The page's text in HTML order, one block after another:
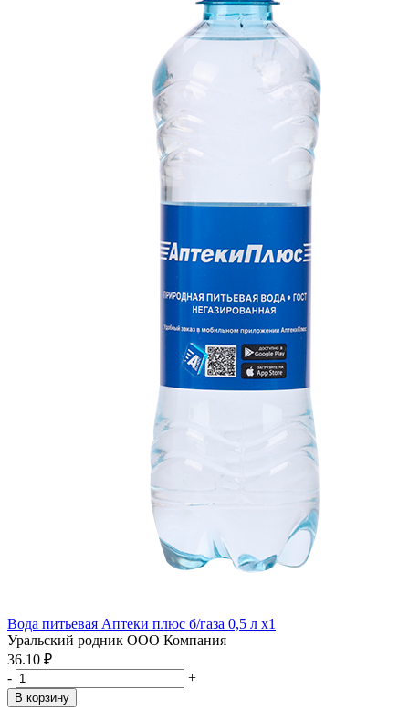
Вода питьевая Аптеки плюс б/газа 0,5 л x1
Уральский родник ООО Компания
36.10 ₽
-
+
В корзину